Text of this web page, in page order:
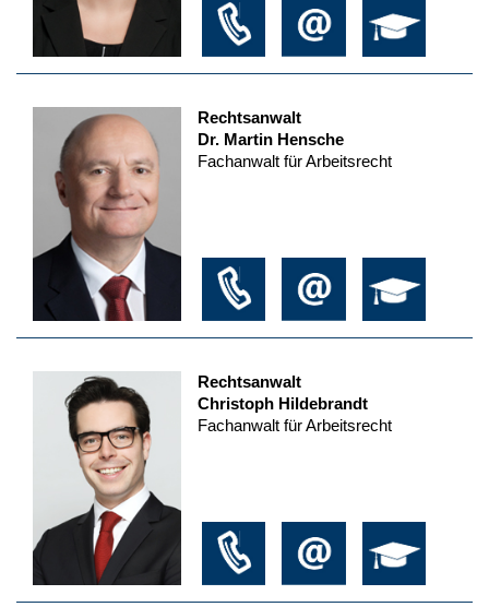
Rechtsanwalt
Dr. Martin Hensche
Fachanwalt für Arbeitsrecht
Rechtsanwalt
Christoph Hildebrandt
Fachanwalt für Arbeitsrecht